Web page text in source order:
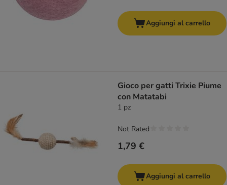
Aggiungi al carrello
Gioco per gatti Trixie Piume
con Matatabi
1 pz
1,79 €
Not Rated
Aggiungi al carrello